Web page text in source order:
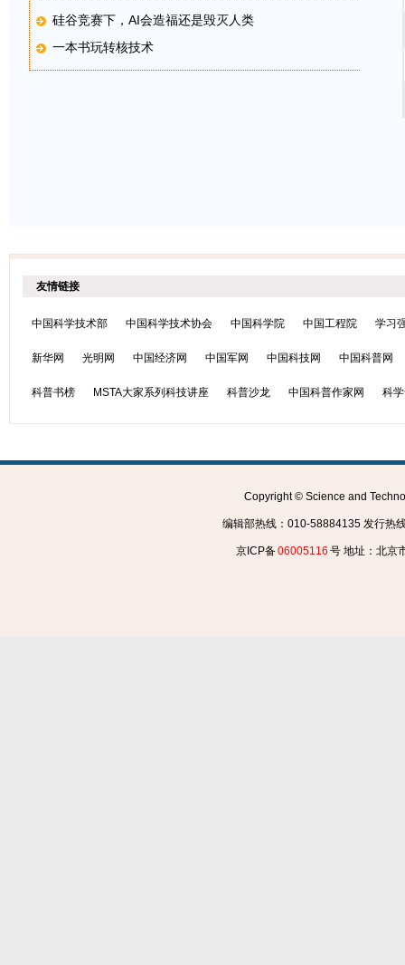
硅谷竞赛下，AI会造福还是毁灭人类
一本书玩转核技术
友情链接
中国科学技术部 中国科学技术协会 中国科学院 中国工程院 学习
新华网 光明网 中国经济网 中国军网 中国科技网 中国科普网
科普书榜 MSTA大家系列科技讲座 科普沙龙 中国科普作家网 科
Copyright © Science and
编辑部热线：010-58884135 发行热
京ICP备06005116 号 地址：北京